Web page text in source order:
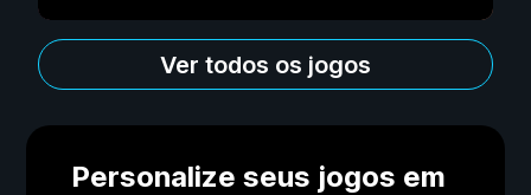
Ver todos os jogos
Personalize seus jogos em